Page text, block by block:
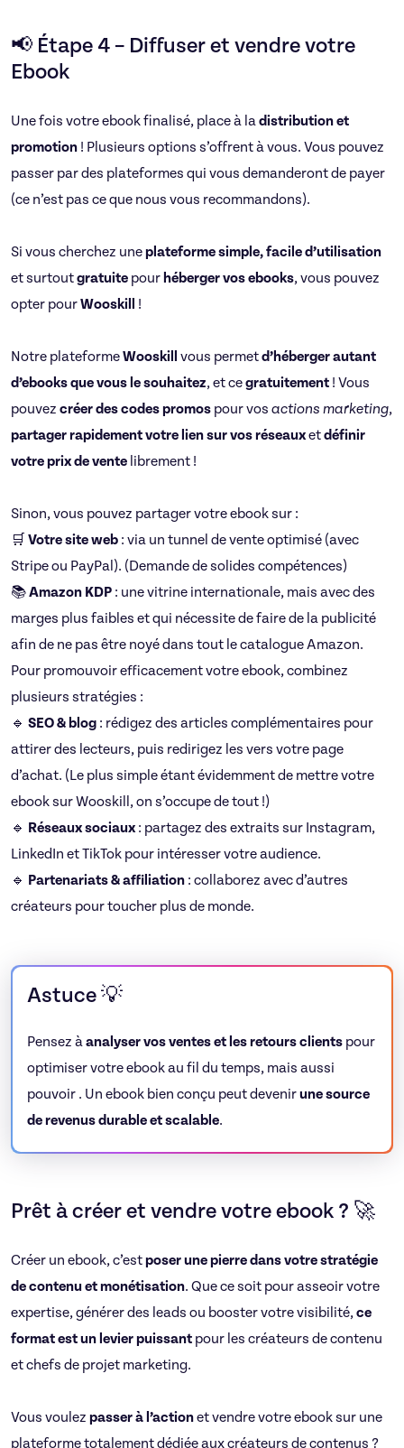
📢 Étape 4 – Diffuser et vendre votre
Ebook
Une fois votre ebook finalisé, place à ladistribution et
promotion ! Plusieurs options s’offrent à vous. Vous pouvez
passer par des plateformes qui vous demanderont de payer
(ce n’est pas ce que nous vous recommandons).
Si vous cherchez uneplateforme simple, facile d’utilisation
et surtoutgratuite pourhéberger vos ebooks, vous pouvez
opter pourWooskill !
Notre plateformeWooskill vous permetd’héberger autant
d’ebooks que vous le souhaitez, et cegratuitement ! Vous
pouvez créer des codes promos pour vos actions marketing,
partager rapidement votre lien sur vos réseauxetdéfinir
votre prix de vente librement !
Sinon, vous pouvez partager votre ebook sur :
🛒 Votre site web : via un tunnel de vente optimisé (avec
Stripe ou PayPal). (Demande de solides compétences)
📚Amazon KDP : une vitrine internationale, mais avec des
marges plus faibles et qui nécessite de faire de la publicité
afin de ne pas être noyé dans tout le catalogue Amazon.
Pour promouvoir efficacement votre ebook, combinez
plusieurs stratégies :
🔹 SEO & blog : rédigez des articles complémentaires pour
attirer des lecteurs, puis redirigez les vers votre page
d’achat. (Le plus simple étant évidemment de mettre votre
ebook sur Wooskill, on s’occupe de tout !)
🔹 Réseaux sociaux: partagez des extraits sur Instagram,
LinkedIn et TikTok pour intéresser votre audience.
🔹 Partenariats & affiliation : collaborez avec d’autres
créateurs pour toucher plus de monde.
Astuce 💡
Pensez àanalyser vos ventes et les retours clients pour
optimiser votre ebook au fil du temps, mais aussi
pouvoir . Un ebook bien conçu peut devenirune source
de revenus durable et scalable.
Prêt à créer et vendre votre ebook ? 🚀
Créer un ebook, c’estposer une pierre dans votre stratégie
de contenu et monétisation. Que ce soit pour asseoir votre
expertise, générer des leads ou booster votre visibilité,ce
format est un levier puissant pour les créateurs de contenu
et chefs de projet marketing.
Vous voulez passer à l’actionet vendre votre ebook sur une
plateforme totalement dédiée aux créateurs de contenus ?